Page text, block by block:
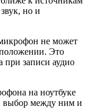
но и
не может
Это
при записи аудио
на ноутбуке
выбор между ним и